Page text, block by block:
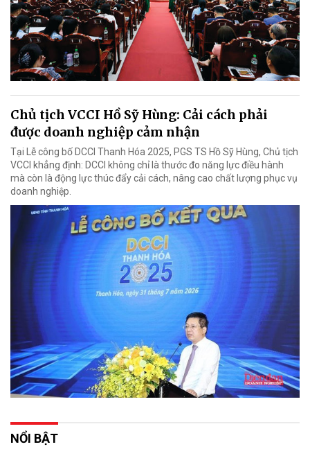
Chủ tịch VCCI Hồ Sỹ Hùng: Cải cách phải
được doanh nghiệp cảm nhận
Tại Lễ công bố DCCI Thanh Hóa 2025, PGS TS Hồ Sỹ Hùng, Chủ tịch
VCCI khẳng định: DCCI không chỉ là thước đo năng lực điều hành
mà còn là động lực thúc đẩy cải cách, nâng cao chất lượng phục vụ
doanh nghiệp.
NỔI BẬT